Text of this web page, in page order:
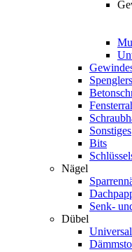
Sonstiges
Bits
Nägel
Senk-
Dübel